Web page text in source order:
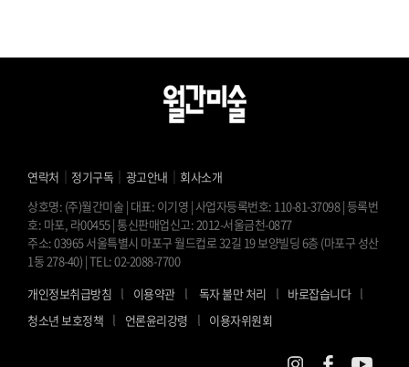
연락처 ｜ 정기구독 ｜ 광고안내 ｜ 회사소개
상호명: (주)월간미술 | 대표: 이기영 | 사업자등록번호: 110-81-37098 | 등록번
호: 마포, 라00455 | 통신판매업신고: 2012-서울금천-0877
주소: 03965 서울특별시 마포구 월드컵로 32길 19 보양빌딩 6층 (마포구 성산
1동 278-40) | TEL: 02-2088-7700
개인정보취급방침 l 이용약관 l 독자 불만 처리 l 바로잡습니다 l
청소년 보호정책 l 언론윤리강령 l 이용자위원회